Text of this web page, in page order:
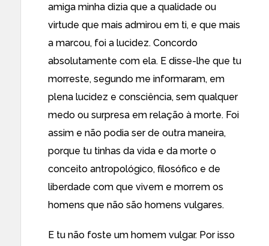
amiga minha dizia que a qualidade ou
virtude que mais admirou em ti, e que mais
a marcou, foi a lucidez. Concordo
absolutamente com ela. E disse-lhe que tu
morreste, segundo me informaram, em
plena lucidez e consciência, sem qualquer
medo ou surpresa em relação à morte. Foi
assim e não podia ser de outra maneira,
porque tu tinhas da vida e da morte o
conceito antropológico, filosófico e de
liberdade com que vivem e morrem os
homens que não são homens vulgares.
E tu não foste um homem vulgar. Por isso